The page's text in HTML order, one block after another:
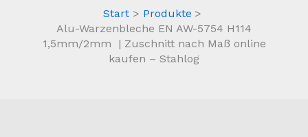
Start
Produkte
Alu-Warzenbleche EN AW-5754 H114
1,5mm/2mm | Zuschnitt nach Maß online
kaufen – Stahlog